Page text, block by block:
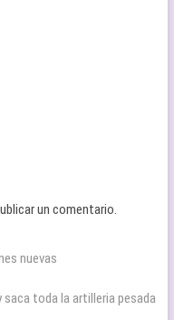
un comentario.
nuevas
saca toda la artilleria pesada